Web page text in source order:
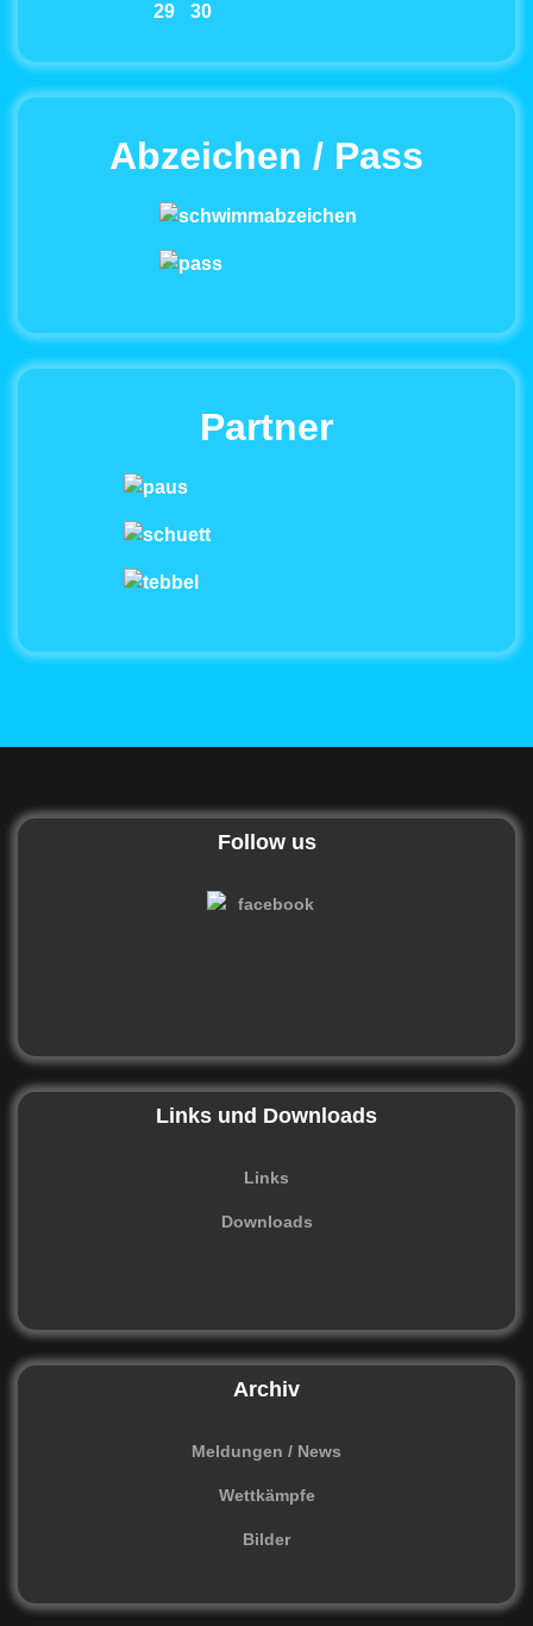
29
30
Abzeichen / Pass
Partner
Follow us
Links und Downloads
Links
Downloads
Archiv
Meldungen / News
Wettkämpfe
Bilder